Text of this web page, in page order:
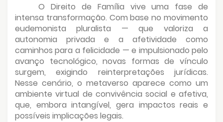
O Direito de Família vive uma fase de
intensa transformação. Com base no movimento
eudemonista pluralista — que valoriza a
autonomia privada e a afetividade como
caminhos para a felicidade — e impulsionado pelo
avanço tecnológico, novas formas de vínculo
surgem, exigindo reinterpretações jurídicas.
Nesse cenário, o metaverso aparece como um
ambiente virtual de convivência social e afetiva,
que, embora intangível, gera impactos reais e
possíveis implicações legais.